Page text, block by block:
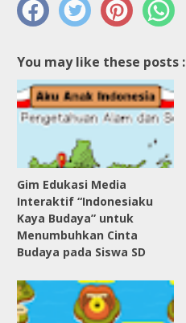
You may like these posts :
Gim Edukasi Media
Interaktif “Indonesiaku
Kaya Budaya” untuk
Menumbuhkan Cinta
Budaya pada Siswa SD